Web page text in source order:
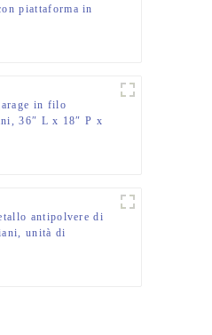
piattaforma in
in filo
36″ L x 18″ P x
antipolvere di
unità di